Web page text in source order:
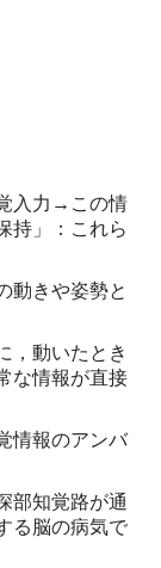
入力→この情
持 」： これら
動きや姿勢と
，動いたとき
な情報が直接
情報のアンバ
部知覚路が通
る脳の病気で